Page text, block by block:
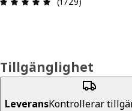
Tillgänglighet
LeveransKontrollerar